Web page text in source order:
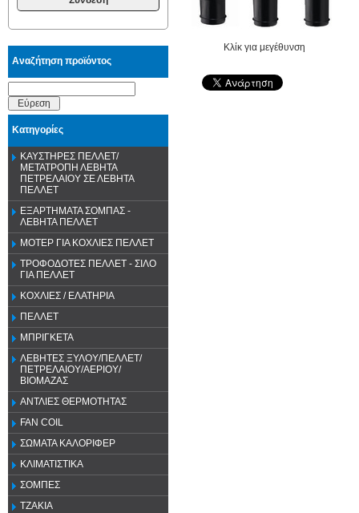
Αναζήτηση προϊόντος
Εύρεση
Κατηγορίες
ΚΑΥΣΤΗΡΕΣ ΠΕΛΛΕΤ/
ΜΕΤΑΤΡΟΠΗ ΛΕΒΗΤΑ
ΠΕΤΡΕΛΑΙΟΥ ΣΕ ΛΕΒΗΤΑ
ΠΕΛΛΕΤ
ΕΞΑΡΤΗΜΑΤΑ ΣΟΜΠΑΣ -
ΛΕΒΗΤΑ ΠΕΛΛΕΤ
ΜΟΤΕΡ ΓΙΑ ΚΟΧΛΙΕΣ ΠΕΛΛΕΤ
ΤΡΟΦΟΔΟΤΕΣ ΠΕΛΛΕΤ - ΣΙΛΟ
ΓΙΑ ΠΕΛΛΕΤ
ΚΟΧΛΙΕΣ / ΕΛΑΤΗΡΙΑ
ΠΕΛΛΕΤ
ΜΠΡΙΓΚΕΤΑ
ΛΕΒΗΤΕΣ ΞΥΛΟΥ/ΠΕΛΛΕΤ/
ΠΕΤΡΕΛΑΙΟΥ/ΑΕΡΙΟΥ/
ΒΙΟΜΑΖΑΣ
ΑΝΤΛΙΕΣ ΘΕΡΜΟΤΗΤΑΣ
FAN COIL
ΣΩΜΑΤΑ ΚΑΛΟΡΙΦΕΡ
ΚΛΙΜΑΤΙΣΤΙΚΑ
ΣΟΜΠΕΣ
ΤΖΑΚΙΑ
Κλίκ για μεγέθυνση